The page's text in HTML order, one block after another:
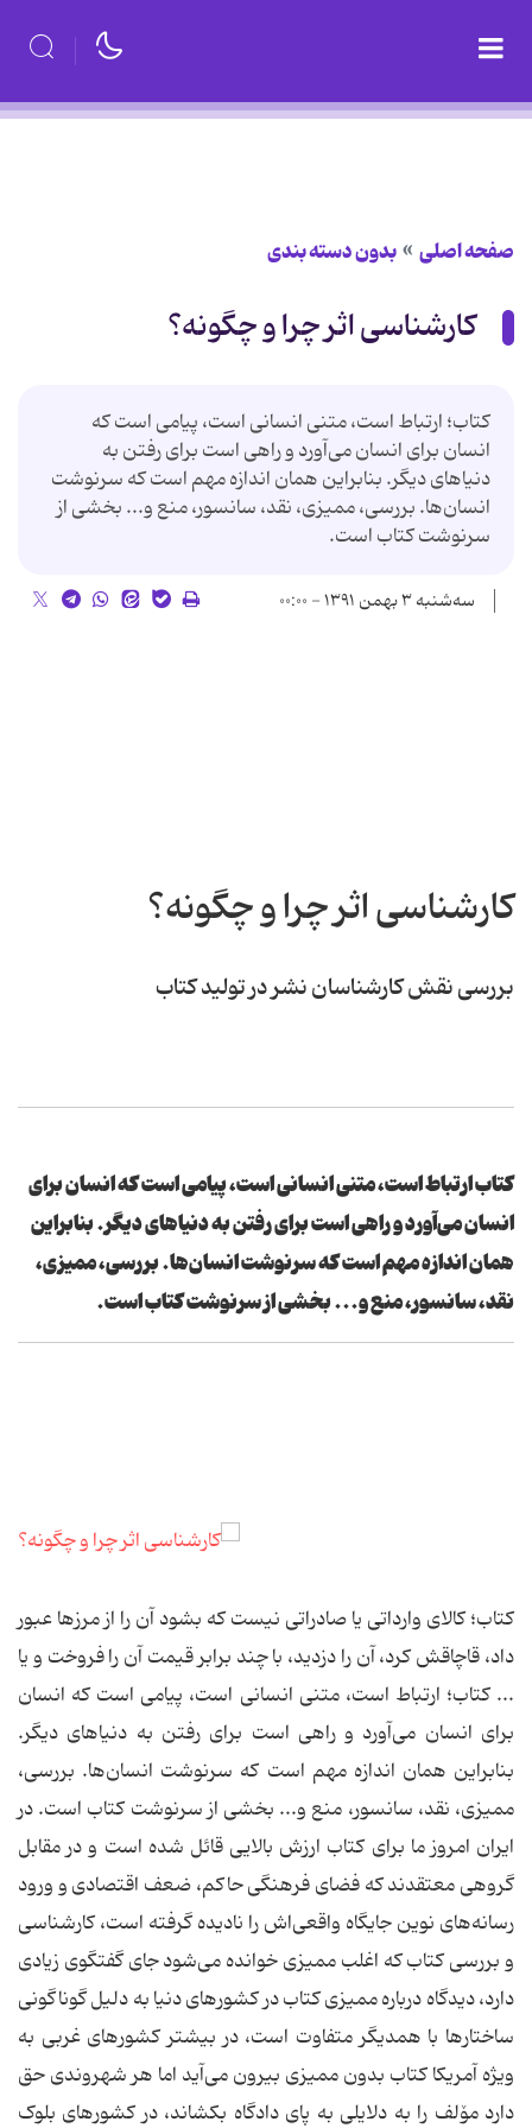
صفحه اصلی بدون دسته بندی
کارشناسی اثر چرا و چگونه؟
کتاب؛ ارتباط است، متنی انسانی است، پیامی است که
انسان برای انسان می‌آورد و راهی است برای رفتن به
دنیاهای دیگر. بنابراین همان اندازه مهم است که سرنوشت
انسان‌ها. بررسی، ممیزی، نقد، سانسور، منع و... بخشی از
سرنوشت کتاب است.
سه‌شنبه ۳ بهمن ۱۳۹۱ - ۰۰:۰۰
کارشناسی اثر چرا و چگونه؟
بررسی نقش کارشناسان نشر در تولید کتاب
کتاب ارتباط است، متنی انسانی است، پیامی است که انسان برای
انسان می‌آورد و راهی است برای رفتن به دنیاهای دیگر. بنابراین
همان اندازه مهم است که سرنوشت انسان‌ها. بررسی، ممیزی،
نقد، سانسور، منع و... بخشی از سرنوشت کتاب است.
کتاب؛ کالای وارداتی یا صادراتی نیست که بشود آن را از مرزها عبور
داد، قاچاقش کرد، آن را دزدید، با چند برابر قیمت آن را فروخت و یا
... کتاب؛ ارتباط است، متنی انسانی است، پیامی است که انسان
برای انسان می‌آورد و راهی است برای رفتن به دنیاهای دیگر.
بنابراین همان اندازه مهم است که سرنوشت انسان‌ها. بررسی،
ممیزی، نقد، سانسور، منع و... بخشی از سرنوشت کتاب است. در
ایران امروز ما برای کتاب ارزش بالایی قائل شده است و در مقابل
گروهی معتقدند که فضای فرهنگی حاکم، ضعف اقتصادی و ورود
رسانه‌های نوین جایگاه واقعی‌اش را نادیده گرفته است، کارشناسی
و بررسی کتاب که اغلب ممیزی خوانده می‌شود جای گفتگوی زیادی
دارد، دیدگاه درباره ممیزی کتاب در کشورهای دنیا به دلیل گوناگونی
ساختارها با همدیگر متفاوت است، در بیشتر کشورهای غربی به
ویژه آمریکا کتاب بدون ممیزی بیرون می‌آید اما هر شهروندی حق
دارد مۆلف را به دلایلی به پای دادگاه بکشاند، در کشورهای بلوک